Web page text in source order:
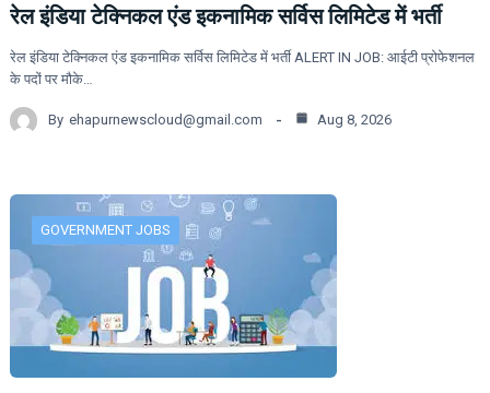
रेल इंडिया टेक्निकल एंड इकनामिक सर्विस लिमिटेड में भर्ती
रेल इंडिया टेक्निकल एंड इकनामिक सर्विस लिमिटेड में भर्ती ALERT IN JOB: आईटी प्रोफेशनल
के पदों पर मौके…
By ehapurnewscloud@gmail.com Aug 8, 2026
GOVERNMENT JOBS